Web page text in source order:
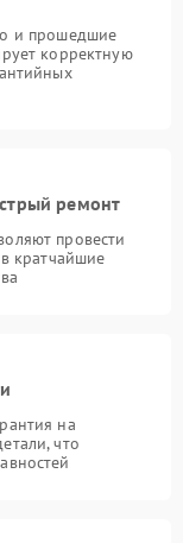
и прошедшие
корректную
ремонт
провести
кратчайшие
на
что